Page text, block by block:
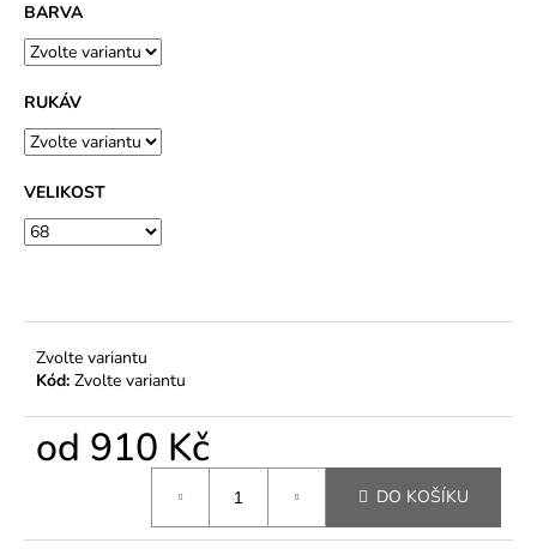
BARVA
RUKÁV
VELIKOST
Zvolte variantu
Kód: Zvolte variantu
od 910 Kč
DO KOŠÍKU